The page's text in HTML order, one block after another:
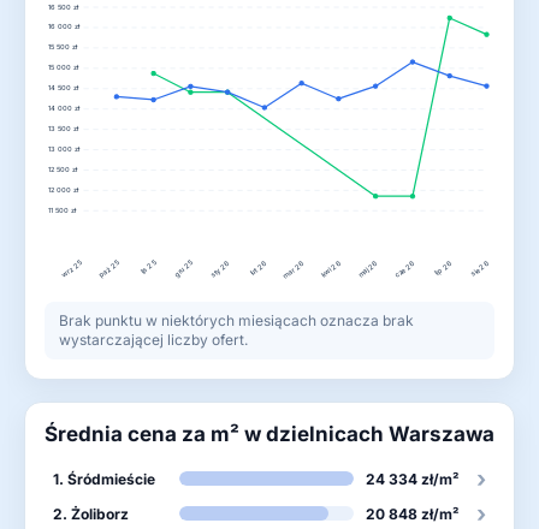
11 500 zł
12 000 zł
12 500 zł
13 000 zł
13 500 zł
14 000 zł
14 500 zł
15 000 zł
15 500 zł
16 000 zł
16 500 zł
wrz 25 paź 25 lis 25 gru 25 sty 26 lut 26 mar 26 kwi 26 maj 26 cze 26 lip 26 sie 26
Brak punktu w niektórych miesiącach oznacza brak
wystarczającej liczby ofert.
Średnia cena za m² w dzielnicach Warszawa
1. Śródmieście 24 334 zł/m² ›
2. Żoliborz 20 848 zł/m² ›